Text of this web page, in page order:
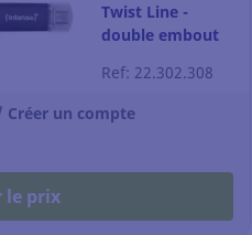
Twist Line -
double embout
64 Go
Ref: 22.302.308
Créer un compte
le prix